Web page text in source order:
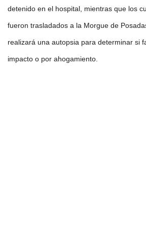
detenido en el hospital, mientras que los
fueron trasladados a la Morgue de
realizará una autopsia para determinar si
impacto o por ahogamiento.